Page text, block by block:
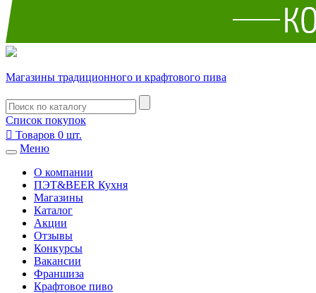
Магазины традиционного и крафтового пива
Список покупок
 Товаров 0 шт.
Меню
О компании
ПЭТ&BEER Кухня
Магазины
Каталог
Акции
Отзывы
Конкурсы
Вакансии
Франшиза
Крафтовое пиво